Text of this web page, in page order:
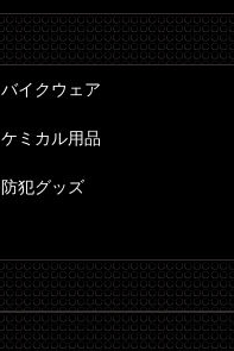
バイクウェア
ケミカル用品
防犯グッズ